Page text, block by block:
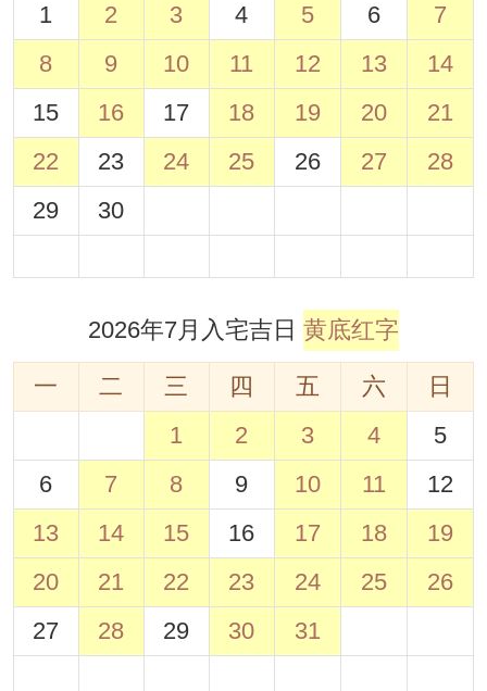
1
2 3 4 5 6
7
8
9 10 11 12 13
14
15
16 17 18 19 20
21
22
23 24 25 26 27
28
29
30
2026年7月入宅吉日 黄底红字
一 二 三 四 五 六
日
1
2 3 4
5
6
7 8 9 10 11
12
13
14 15 16 17 18
19
20
21 22 23 24 25
26
27
28 29 30 31